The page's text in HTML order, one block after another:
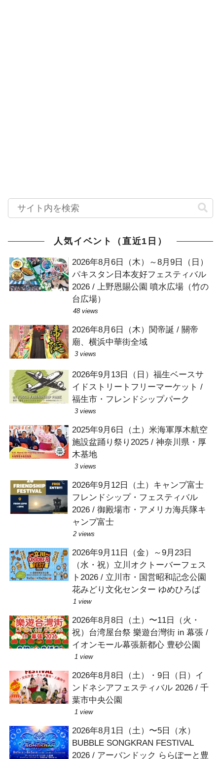
人気イベント（直近1日）
2026年8月6日（木）～8月9日（日）
パキスタン日本友好フェスティバル
2026 / 上野恩賜公園 噴水広場（竹の
台広場）
48 views
2026年8月6日（木）関帝誕 / 關帝
廟、横浜中華街全域
3 views
2026年9月13日（日）福生ベースサ
イドストリートフリーマーケット /
福生市・フレンドシップパーク
3 views
2025年9月6日（土）米海軍厚木航空
施設盆踊り祭り2025 / 神奈川県・厚
木基地
3 views
2026年9月12日（土）キャンプ富士
フレンドシップ・フェスティバル
2026 / 御殿場市・アメリカ海兵隊キ
ャンプ富士
2 views
2026年9月11日（金）～9月23日
（水・祝）立川オクトーバーフェス
ト2026 / 立川市・国営昭和記念公園
花みどり文化センター ゆめひろば
1 view
2026年8月8日（土）〜11日（火・
祝）台湾屋台祭 樂遊台灣街 in 幕張 /
イオンモール幕張新都心 豊砂公園
1 view
2026年8月8日（土）・9日（日）イ
ンドネシアフェスティバル 2026 / 千
葉市中央公園
1 view
2026年8月1日（土）〜5日（水）
BUBBLE SONGKRAN FESTIVAL
2026 / アーバンドック ららぽーと豊